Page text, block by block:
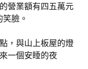
營業額有四五萬元
臉。
，與山上板屋的燈
一個安睡的夜